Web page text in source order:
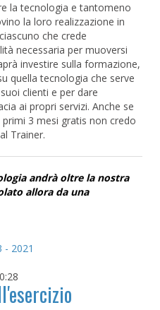
la tecnologia e tantomeno
la loro realizzazione in
che crede
necessaria per muoversi
investire sulla formazione,
quella tecnologia che serve
clienti e per dare
ai propri servizi. Anche se
3 mesi gratis non credo
Trainer.
andrà oltre la nostra
allora da una
- 2021